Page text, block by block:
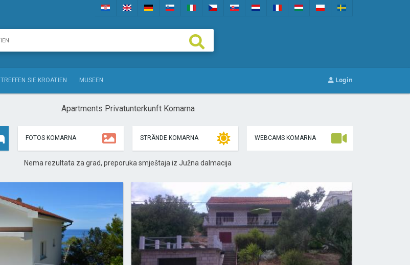
TREFFEN SIE KROATIEN MUSEEN Login
Apartments Privatunterkunft Komarna
FOTOS KOMARNA STRÄNDE KOMARNA WEBCAMS KOMARNA
Nema rezultata za grad, preporuka smještaja iz Južna dalmacija